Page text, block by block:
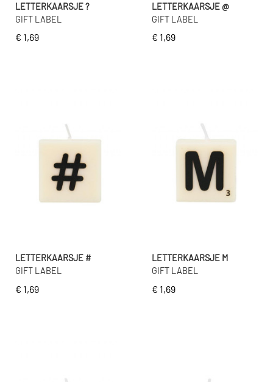
LETTERKAARSJE ?
GIFT LABEL
€ 1,69
LETTERKAARSJE @
GIFT LABEL
€ 1,69
LETTERKAARSJE #
GIFT LABEL
€ 1,69
LETTERKAARSJE M
GIFT LABEL
€ 1,69